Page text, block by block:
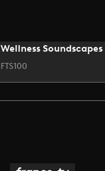
Wellness Soundscapes
FTS100